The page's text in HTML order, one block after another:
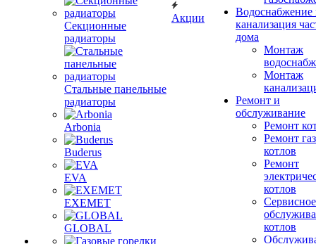
Секционные
радиаторы
Стальные панельные
радиаторы
Arbonia
Buderus
EVA
EXEMET
GLOBAL
Акции
Водоснабжение
канализация
дома
Монтаж
Монтаж
Ремонт и
обслуживание
Ремонт
Ремонт
котлов
Ремонт
котлов
Сервисное
котлов